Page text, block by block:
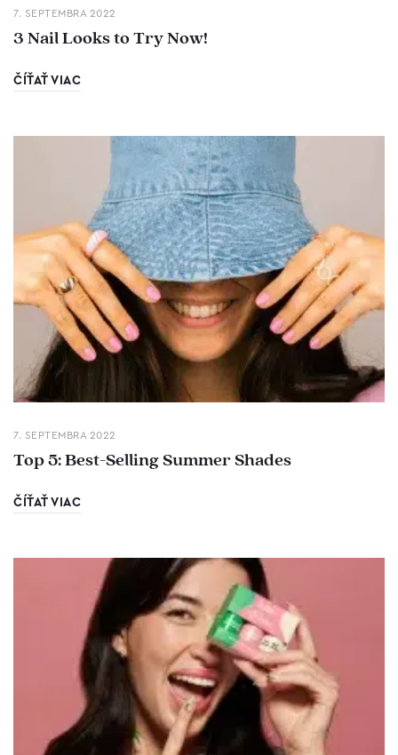
7. SEPTEMBRA 2022
3 Nail Looks to Try Now!
ČÍŤAŤ VIAC
7. SEPTEMBRA 2022
Top 5: Best-Selling Summer Shades
ČÍŤAŤ VIAC